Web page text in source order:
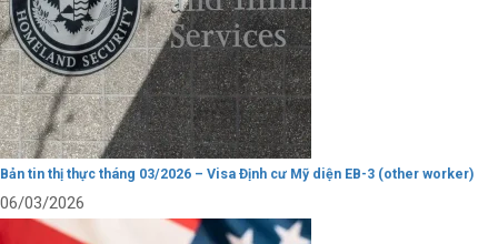
Bản tin thị thực tháng 03/2026 – Visa Định cư Mỹ diện EB-3 (other worker)
06/03/2026